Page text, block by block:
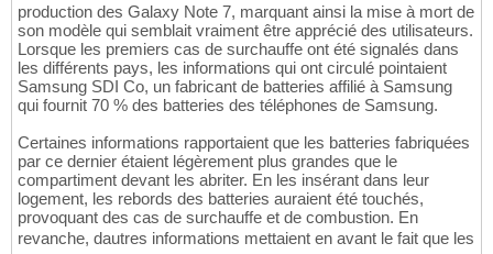
production des Galaxy Note 7, marquant ainsi la mise à mort de
son modèle qui semblait vraiment être apprécié des utilisateurs.
Lorsque les premiers cas de surchauffe ont été signalés dans
les différents pays, les informations qui ont circulé pointaient
Samsung SDI Co, un fabricant de batteries affilié à Samsung
qui fournit 70 % des batteries des téléphones de Samsung.
Certaines informations rapportaient que les batteries fabriquées
par ce dernier étaient légèrement plus grandes que le
compartiment devant les abriter. En les insérant dans leur
logement, les rebords des batteries auraient été touchés,
provoquant des cas de surchauffe et de combustion. En
revanche, dautres informations mettaient en avant le fait que les